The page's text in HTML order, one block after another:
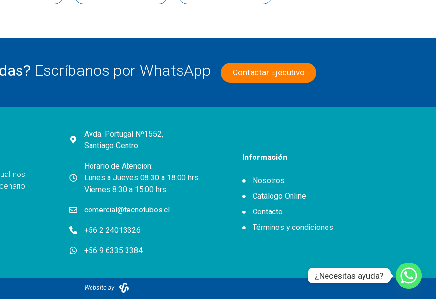
Escríbanos por WhatsApp Contactar Ejecutivo
nos
Avda. Portugal Nº1552,
Santiago Centro.
Horario de Atencion:
Lunes a Jueves 08:30 a 18:00 hrs.
Viernes 8:30 a 15:00 hrs
comercial@tecnotubos.cl
+56 2 24013326
+56 9 6335 3384
Información
Nosotros
Catálogo Online
Contacto
Términos y condiciones
Website by
¿Necesitas ayuda?